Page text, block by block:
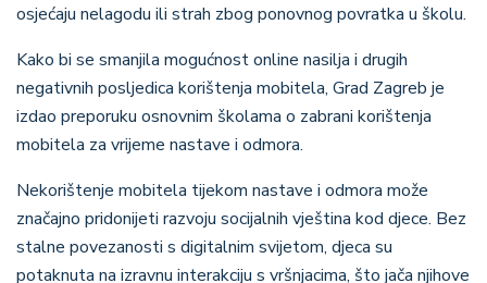
osjećaju nelagodu ili strah zbog ponovnog povratka u školu.
Kako bi se smanjila mogućnost online nasilja i drugih
negativnih posljedica korištenja mobitela, Grad Zagreb je
izdao preporuku osnovnim školama o zabrani korištenja
mobitela za vrijeme nastave i odmora.
Nekorištenje mobitela tijekom nastave i odmora može
značajno pridonijeti razvoju socijalnih vještina kod djece. Bez
stalne povezanosti s digitalnim svijetom, djeca su
potaknuta na izravnu interakciju s vršnjacima, što jača njihove